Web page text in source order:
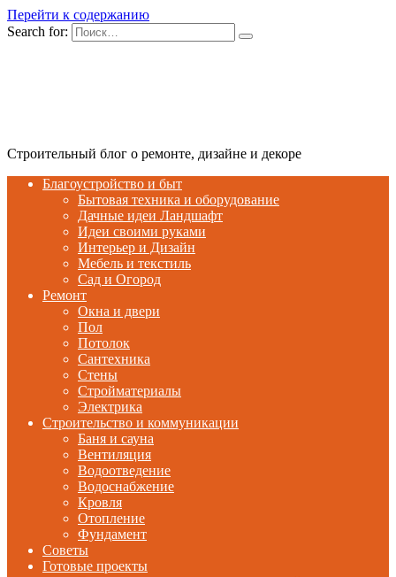
Перейти к содержанию
Search for:
Строительный блог о ремонте, дизайне и декоре
Благоустройство и быт
Бытовая техника и оборудование
Дачные идеи Ландшафт
Идеи своими руками
Интерьер и Дизайн
Мебель и текстиль
Сад и Огород
Ремонт
Окна и двери
Пол
Потолок
Сантехника
Стены
Стройматериалы
Электрика
Строительство и коммуникации
Баня и сауна
Вентиляция
Водоотведение
Водоснабжение
Кровля
Отопление
Фундамент
Советы
Готовые проекты